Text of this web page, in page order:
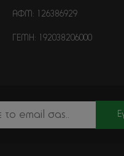
ΑΦΜ: 126386929
ΓΕΜΗ: 192038206000
μπορεί μέσω E-Mail να